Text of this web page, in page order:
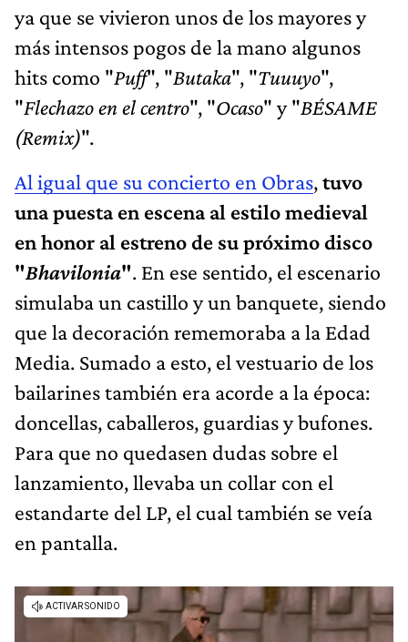
ya que se vivieron unos de los mayores y
más intensos pogos de la mano algunos
hits como "Puff", "Butaka", "Tuuuyo",
"Flechazo en el centro", "Ocaso" y "BÉSAME
(Remix)".
Al igual que su concierto en Obras,tuvo
una puesta en escena al estilo medieval
en honor al estreno de su próximo disco
"Bhavilonia". En ese sentido, el escenario
simulaba un castillo y un banquete, siendo
que la decoración rememoraba a la Edad
Media. Sumado a esto, el vestuario de los
bailarines también era acorde a la época:
doncellas, caballeros, guardias y bufones.
Para que no quedasen dudas sobre el
lanzamiento, llevaba un collar con el
estandarte del LP, el cual también se veía
en pantalla.